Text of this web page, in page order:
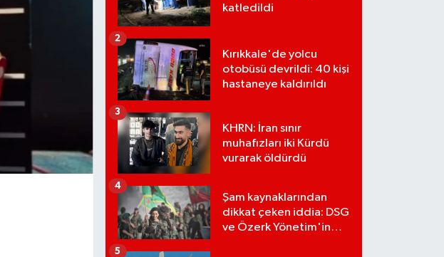
katledildi
Kırıkkale'de yolcu
otobüsü devrildi: 40 kişi
hastaneye kaldırıldı
2
KHRN: İran sınır
muhafızları iki Kürdü
vurarak öldürdü
3
Şam kaynaklarından
dikkat çeken iddia: DSG
ve Özerk Yönetim'in
4
5